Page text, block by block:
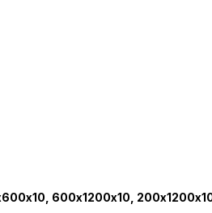
600х1200х10,